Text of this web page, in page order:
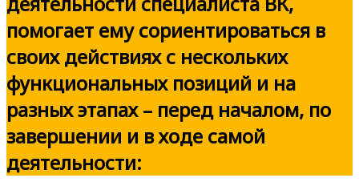
помогает ему сориентироваться в
своих действиях с нескольких
функциональных позиций и на
разных этапах – перед началом, по
завершении и в ходе самой
деятельности: